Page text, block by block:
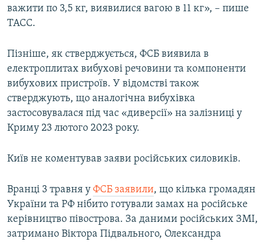
важити по 3,5 кг, виявилися вагою в 11 кг», – пише
ТАСС.
Пізніше, як стверджується, ФСБ виявила в
електроплитах вибухові речовини та компоненти
вибухових пристроїв. У відомстві також
стверджують, що аналогічна вибухівка
застосовувалася під час «диверсії» на залізниці у
Криму 23 лютого 2023 року.
Київ не коментував заяви російських силовиків.
Вранці 3 травня у ФСБ заявили, що кілька громадян
України та РФ нібито готували замах на російське
керівництво півострова. За даними російських ЗМІ,
затримано Віктора Підвального, Олександра